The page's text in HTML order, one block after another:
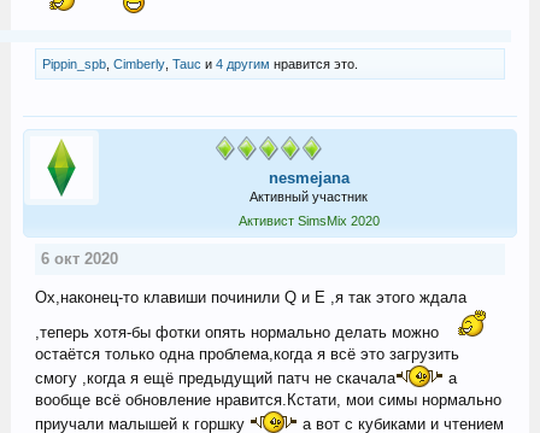
Pippin_spb, Cimberly, Tauc и 4 другим нравится это.
nesmejana
Активный участник
Активист SimsMix 2020
6 окт 2020
Ох,наконец-то клавиши починили Q и Е ,я так этого ждала
,теперь хотя-бы фотки опять нормально делать можно
остаётся только одна проблема,когда я всё это загрузить
смогу ,когда я ещё предыдущий патч не скачала
а
вообще всё обновление нравится.Кстати, мои симы нормально
приучали малышей к горшку
а вот с кубиками и чтением